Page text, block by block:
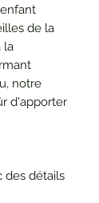
de la
la
notre
d'apporter
des détails